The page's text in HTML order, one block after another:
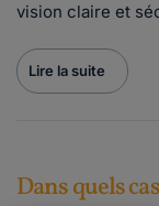
vision claire et
Lire la suite
Dans quels